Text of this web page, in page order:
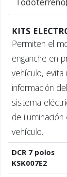
KITS
Permiten el
enganche en
vehículo,
información
sistema
de
vehículo.
DCR 7 polos
KSK007E2